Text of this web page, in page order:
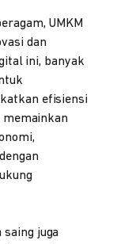
UMKM
dan
ini, banyak
efisiensi
memainkan
saing juga